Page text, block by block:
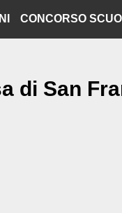
CONCORSO
di San